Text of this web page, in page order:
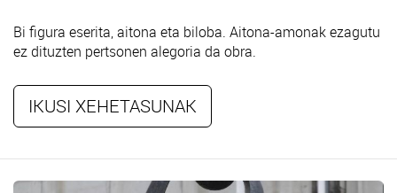
Bi figura eserita, aitona eta biloba. Aitona-amonak ezagutu
ez dituzten pertsonen alegoria da obra.
IKUSI XEHETASUNAK